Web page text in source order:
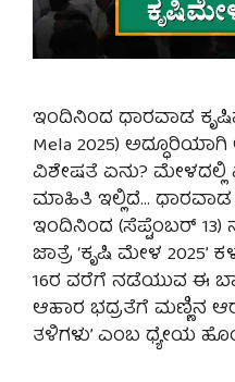
ಇಂದಿನಿಂದ ಧಾರವಾಡ
Mela 2025)
ವಿಶೇಷತೆ ಏನು?
ಮಾಹಿತಿ ಇಲ್ಲಿದೆ… ಧಾರವಾಡ
ಇಂದಿನಿಂದ (ಸೆಪ್ಟೆಂಬರ್ 13)
ಜಾತ್ರೆ ‘ಕೃಷಿ ಮೇಳ 2025’
16ರ ವರೆಗೆ ನಡೆಯುವ ಈ
ಆಹಾರ ಭದ್ರತೆಗೆ ಮಣ್ಣಿನ
ತಳಿಗಳು’ ಎಂಬ ಧ್ಯೇಯ